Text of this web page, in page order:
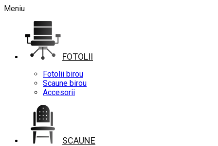
Meniu
FOTOLII
Fotolii birou
Scaune birou
Accesorii
SCAUNE